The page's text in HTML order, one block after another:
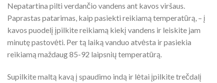
Nepatartina pilti verdančio vandens ant kavos viršaus.
Paprastas patarimas, kaip pasiekti reikiamą temperatūrą, – į
kavos puodelį įpilkite reikiamą kiekį vandens ir leiskite jam
minutę pastovėti. Per tą laiką vanduo atvėsta ir pasiekia
reikiamą maždaug 85-92 laipsnių temperatūrą.
Supilkite maltą kavą į spaudimo indą ir lėtai įpilkite trečdalį